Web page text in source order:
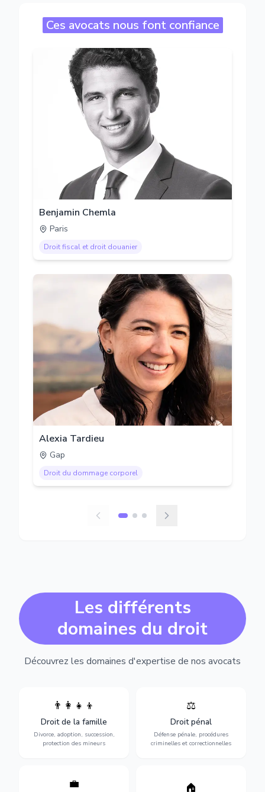
Ces avocats nous font confiance
Benjamin Chemla
Paris
Droit fiscal et droit douanier
Alexia Tardieu
Gap
Droit du dommage corporel
Les différents
domaines du droit
Découvrez les domaines d'expertise de nos avocats
👨‍👩‍👧‍👦
Droit de la famille
Divorce, adoption, succession,
protection des mineurs
Divorce, garde d'enfants,
adoption, succession et
protection des personnes
vulnérables.
⚖️
Droit pénal
Défense pénale, procédures
criminelles et correctionnelles
Expertise en matière pénale,
vue jusqu'au procès, pour
toute affaire correctionnelle
ou criminelle.
💼
Protection de vos droits au
🏠
Sécurisation de vos projets